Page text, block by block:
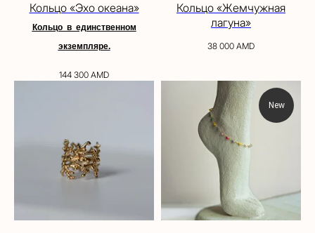
Кольцо «Эхо океана»
Кольцо в единственном
экземпляре.
144 300 AMD
Кольцо «Жемчужная
лагуна»
38 000 AMD
New